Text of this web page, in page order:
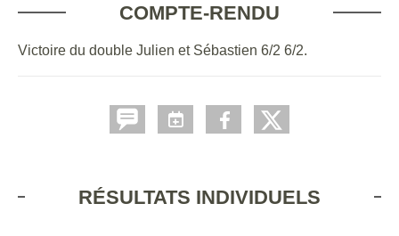
COMPTE-RENDU
Victoire du double Julien et Sébastien 6/2 6/2.
RÉSULTATS INDIVIDUELS